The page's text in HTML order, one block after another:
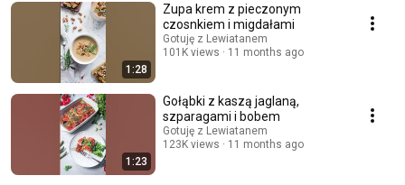
1:28
Zupa krem z pieczonym
czosnkiem i migdałami
Gotuję z Lewiatanem
101K views
11 months ago
1:23
Gołąbki z kaszą jaglaną,
szparagami i bobem
Gotuję z Lewiatanem
123K views
11 months ago